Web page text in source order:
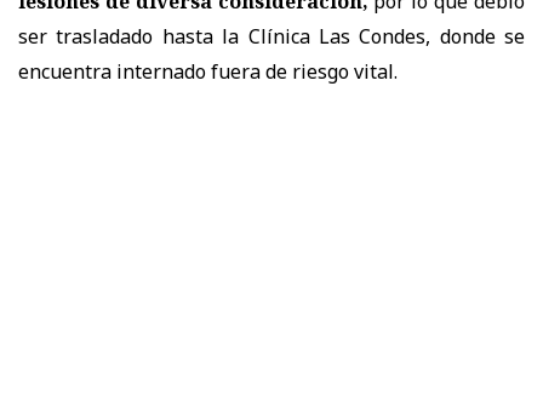
ser trasladado hasta la Clínica Las Condes, donde se
encuentra internado fuera de riesgo vital.